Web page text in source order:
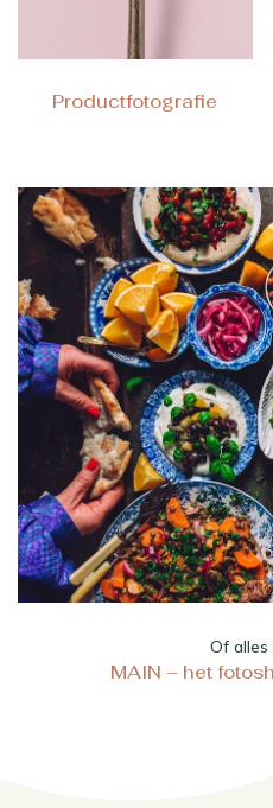
Productfotografie
Of alles
MAIN – het